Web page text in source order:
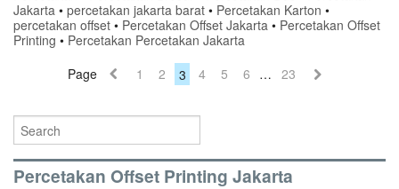
Jakarta • percetakan jakarta barat • Percetakan Karton •
percetakan offset • Percetakan Offset Jakarta • Percetakan Offset
Printing • Percetakan Percetakan Jakarta
Page
1 2 3 4 5 6 … 23
Percetakan Offset Printing Jakarta